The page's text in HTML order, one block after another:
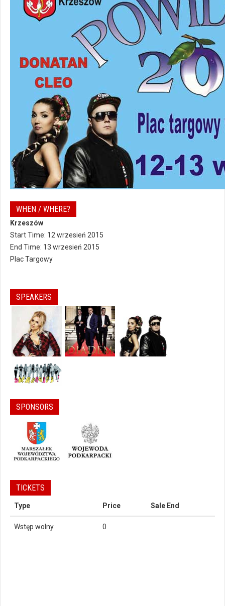
WHEN / WHERE?
Krzeszów
Start Time: 12 wrzesień 2015
End Time: 13 wrzesień 2015
Plac Targowy
SPEAKERS
SPONSORS
TICKETS
Type Price Sale End
Wstęp wolny 0